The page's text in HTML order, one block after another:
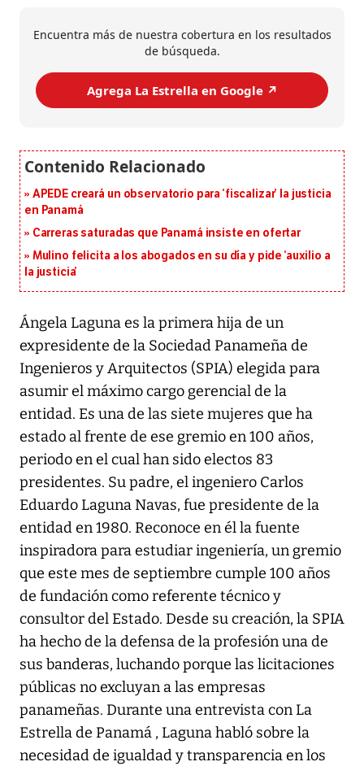
Encuentra más de nuestra cobertura en los resultados
de búsqueda.
Agrega La Estrella en Google ↗️
APEDE creará un observatorio para ‘fiscalizar’ la justicia
en Panamá
Carreras saturadas que Panamá insiste en ofertar
Mulino felicita a los abogados en su día y pide ‘auxilio a
la justicia’
Ángela Laguna es la primera hija de un
expresidente de la Sociedad Panameña de
Ingenieros y Arquitectos (SPIA) elegida para
asumir el máximo cargo gerencial de la
entidad. Es una de las siete mujeres que ha
estado al frente de ese gremio en 100 años,
periodo en el cual han sido electos 83
presidentes. Su padre, el ingeniero Carlos
Eduardo Laguna Navas, fue presidente de la
entidad en 1980. Reconoce en él la fuente
inspiradora para estudiar ingeniería, un gremio
que este mes de septiembre cumple 100 años
de fundación como referente técnico y
consultor del Estado. Desde su creación, la SPIA
ha hecho de la defensa de la profesión una de
sus banderas, luchando porque las licitaciones
públicas no excluyan a las empresas
panameñas. Durante una entrevista con La
Estrella de Panamá , Laguna habló sobre la
necesidad de igualdad y transparencia en los